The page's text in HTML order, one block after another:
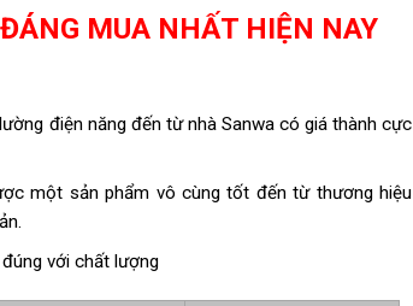
MUA NHẤT HIỆN NAY
điện năng đến từ nhà Sanwa có giá thành cực
một sản phẩm vô cùng tốt đến từ thương hiệu
với chất lượng